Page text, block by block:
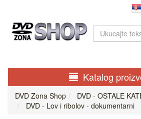
Katalog
DVD Zona Shop
DVD - OSTALE
DVD - Lov i ribolov - dokumentarni